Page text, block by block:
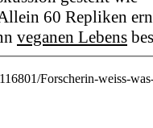
60 Repliken
veganen Lebens
Forscherin-weiss-